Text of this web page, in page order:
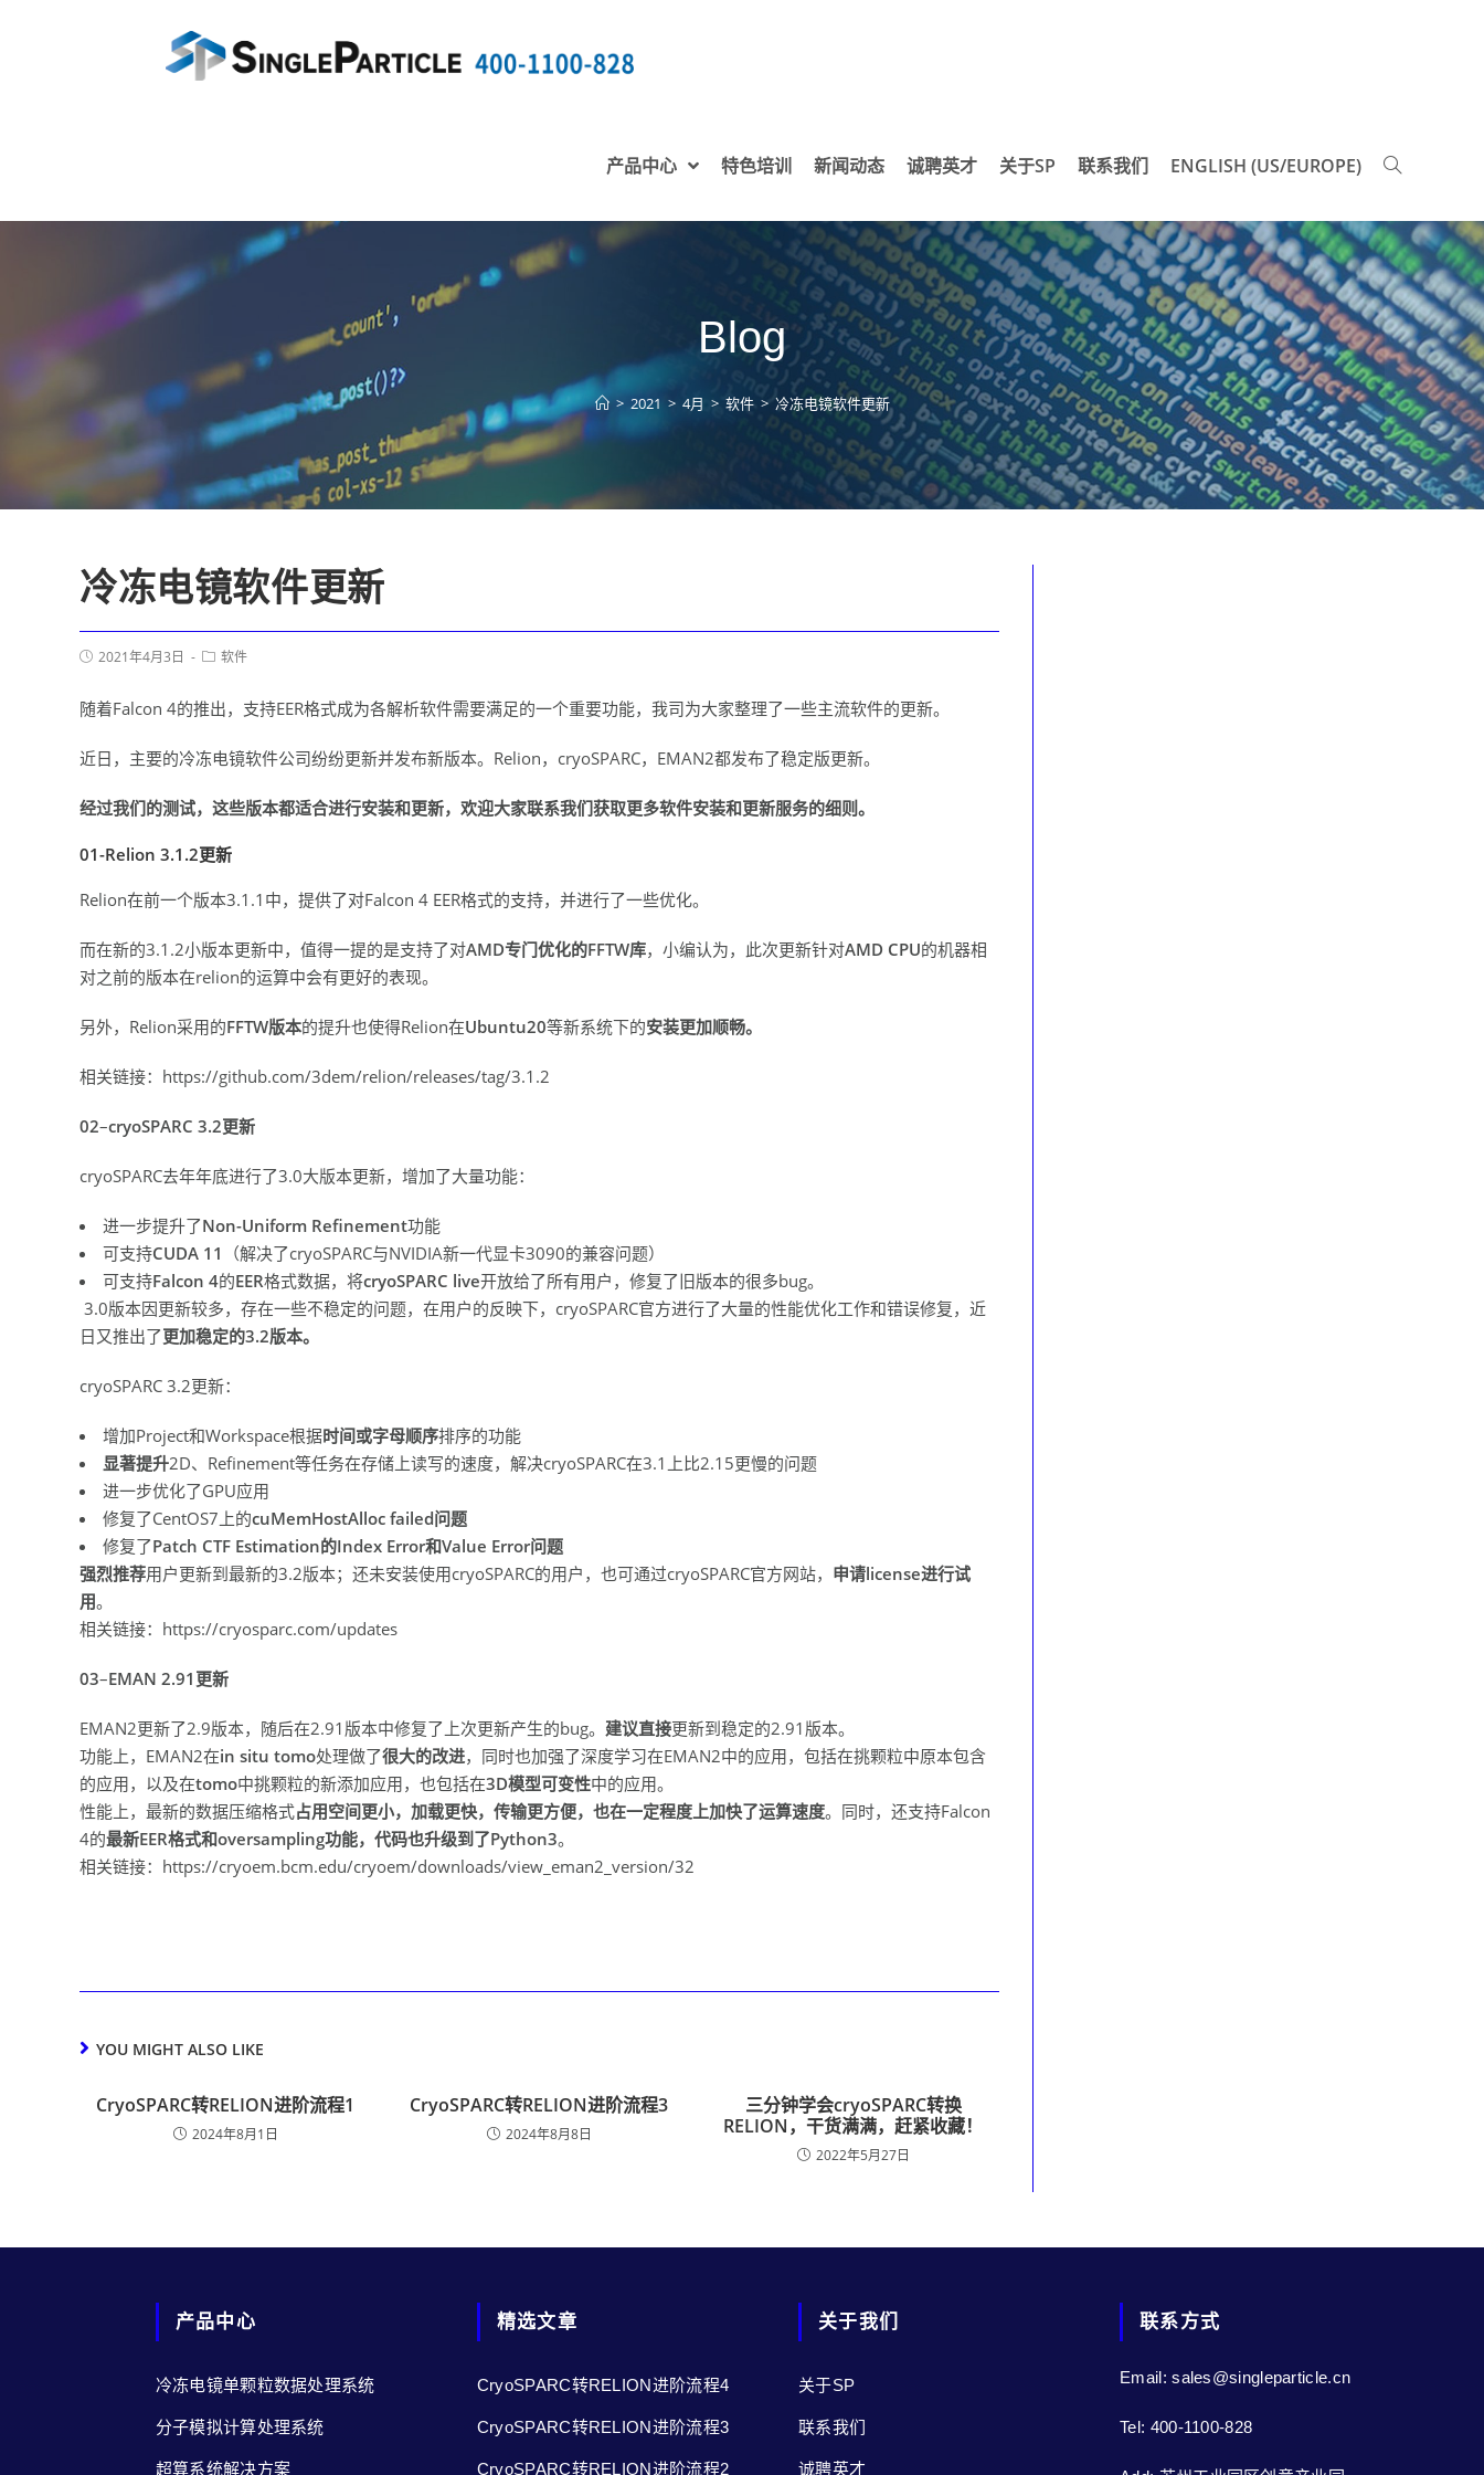
产品中心 特色培训 新闻动态 诚聘英才 关于SP 联系我们 ENGLISH (US/EUROPE)
Blog
> 2021 > 4月 > 软件 > 冷冻电镜软件更新
冷冻电镜软件更新
2021年4月3日 软件
随着Falcon 4的推出，支持EER格式成为各解析软件需要满足的一个重要功能，我司为大家整理了一些主流软件的更新。
近日，主要的冷冻电镜软件公司纷纷更新并发布新版本。Relion，cryoSPARC，EMAN2都发布了稳定版更新。
经过我们的测试，这些版本都适合进行安装和更新，欢迎大家联系我们获取更多软件安装和更新服务的细则。
01-Relion 3.1.2更新
Relion在前一个版本3.1.1中，提供了对Falcon 4 EER格式的支持，并进行了一些优化。
而在新的3.1.2小版本更新中，值得一提的是支持了对AMD专门优化的FFTW库，小编认为，此次更新针对AMD CPU的机器相
对之前的版本在relion的运算中会有更好的表现。
另外，Relion采用的FFTW版本的提升也使得Relion在Ubuntu20等新系统下的安装更加顺畅。
相关链接：https://github.com/3dem/relion/releases/tag/3.1.2
02–cryoSPARC 3.2更新
cryoSPARC去年年底进行了3.0大版本更新，增加了大量功能：
进一步提升了Non-Uniform Refinement功能
可支持CUDA 11
（解决了cryoSPARC与NVIDIA新一代显卡3090的兼容问题）
可支持Falcon 4的EER格式数据，将cryoSPARC live开放给了所有用户，修复了旧版本的很多bug。
3.0版本因更新较多，存在一些不稳定的问题，在用户的反映下，cryoSPARC官方进行了大量的性能优化工作和错误修复，近
日又推出了更加稳定的3.2版本。
cryoSPARC 3.2更新：
增加Project和Workspace根据时间或字母顺序排序的功能
显著提升2D、Refinement等任务在存储上读写的速度，解决cryoSPARC在3.1上比2.15更慢的问题
进一步优化了GPU应用
修复了CentOS7上的cuMemHostAlloc failed问题
修复了Patch CTF Estimation的Index Error和Value Error问题
强烈推荐用户更新到最新的3.2版本；还未安装使用cryoSPARC的用户，也可通过cryoSPARC官方网站， 申请license进行试
用。
相关链接：https://cryosparc.com/updates
03–EMAN 2.91更新
EMAN2更新了2.9版本，随后在2.91版本中修复了上次更新产生的bug。 建议直接更新到稳定的2.91版本。
功能上，EMAN2在in situ tomo处理做了很大的改进，同时也加强了深度学习在EMAN2中的应用，包括在挑颗粒中原本包含
的应用，以及在tomo中挑颗粒的新添加应用，也包括在3D模型可变性中的应用。
性能上，最新的数据压缩格式占用空间更小，加载更快，传输更方便，也在一定程度上加快了运算速度。同时，还支持Falcon
4的最新EER格式和oversampling功能，代码也升级到了Python3。
相关链接：https://cryoem.bcm.edu/cryoem/downloads/view_eman2_version/32
YOU MIGHT ALSO LIKE
CryoSPARC转RELION进阶流程1
2024年8月1日
CryoSPARC转RELION进阶流程3
2024年8月8日
三分钟学会cryoSPARC转换
RELION，干货满满，赶紧收藏！
2022年5月27日
产品中心
冷冻电镜单颗粒数据处理系统
分子模拟计算处理系统
超算系统解决方案
精选文章
CryoSPARC转RELION进阶流程4
CryoSPARC转RELION进阶流程3
CryoSPARC转RELION进阶流程2
关于我们
关于SP
联系我们
诚聘英才
联系方式
Email: sales@singleparticle.cn
Tel: 400-1100-828